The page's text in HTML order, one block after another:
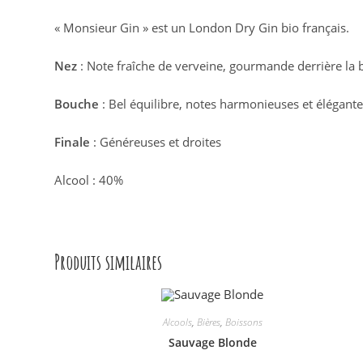
« Monsieur Gin » est un London Dry Gin bio français.
Nez : Note fraîche de verveine, gourmande derrière la
Bouche : Bel équilibre, notes harmonieuses et
Finale : Généreuses et droites
Alcool : 40%
Produits similaires
Alcools, Bières, Boissons
Sauvage Blonde